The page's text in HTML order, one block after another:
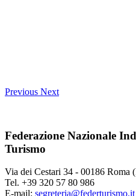
Previous Next
Federazione Nazionale
Turismo
Via dei Cestari 34 - 00186 Roma
Tel. +39 320 57 80 986
E-mail: segreteria@federturismo.it